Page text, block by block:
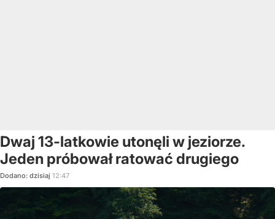
Dwaj 13-latkowie utonęli w jeziorze.
Jeden próbował ratować drugiego
Dodano: dzisiaj 12:47